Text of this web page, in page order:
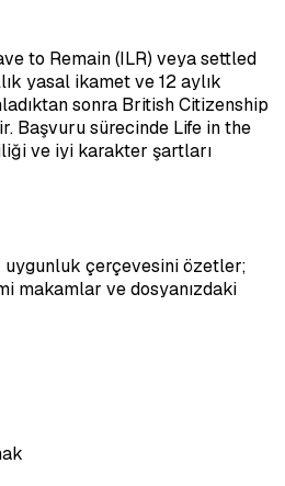
to Remain (ILR) veya settled
yasal ikamet ve 12 aylık
sonra British Citizenship
Başvuru sürecinde Life in the
ve iyi karakter şartları
uygunluk çerçevesini özetler;
makamlar ve dosyanızdaki